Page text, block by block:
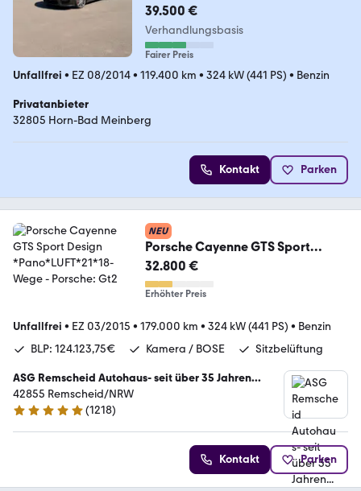
39.500 €
Verhandlungsbasis
Fairer Preis
Unfallfrei • EZ 08/2014• 119.400 km • 324 kW (441 PS) • Benzin
Privatanbieter
32805 Horn-Bad Meinberg
Kontakt Parken
NEU
Porsche Cayenne GTS Sport
Design *Pano*LUFT*21*18-Wege
32.800 €
Erhöhter Preis
Unfallfrei • EZ 03/2015 • 179.000 km • 324 kW (441 PS) • Benzin
BLP: 124.123,75€
Kamera / BOSE Sitzbelüftung
ASG Remscheid Autohaus- seit über 35 Jahren...
42855 Remscheid/NRW
4.8 Sterne
(1218)
Kontakt Parken